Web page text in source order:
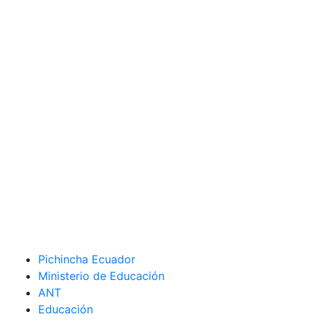
Pichincha Ecuador
Ministerio de Educación
ANT
Educación